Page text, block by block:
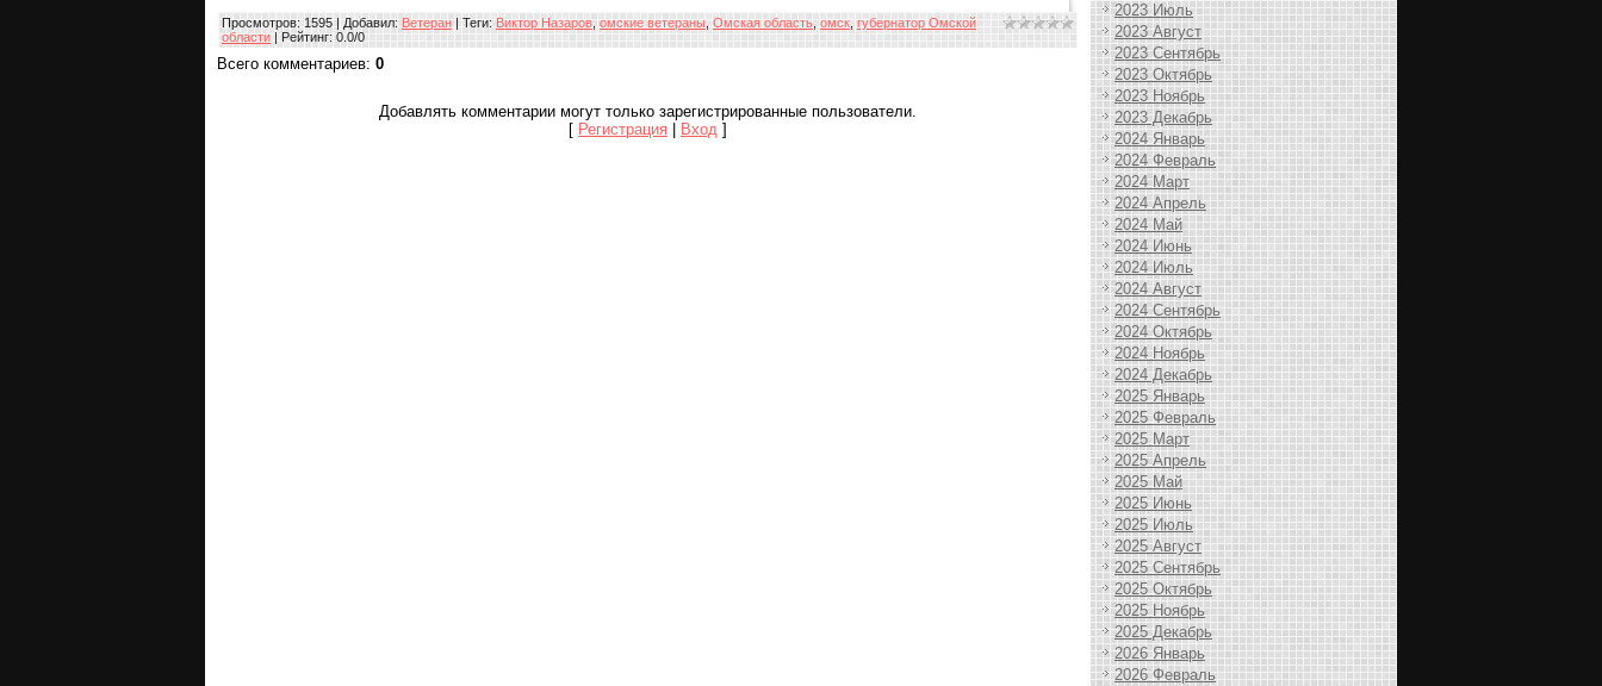
Просмотров: 1595 | Добавил: Ветеран | Теги: Виктор Назаров омские ветераны Омская область омск губернатор Омской
области | Рейтинг: 0.0/0
Всего комментариев: 0
Добавлять комментарии могут только зарегистрированные пользователи.
[ Регистрация Вход ]
2023 Июль
2023 Август
2023 Сентябрь
2023 Октябрь
2023 Ноябрь
2023 Декабрь
2024 Январь
2024 Февраль
2024 Март
2024 Апрель
2024 Май
2024 Июнь
2024 Июль
2024 Август
2024 Сентябрь
2024 Октябрь
2024 Ноябрь
2024 Декабрь
2025 Январь
2025 Февраль
2025 Март
2025 Апрель
2025 Май
2025 Июнь
2025 Июль
2025 Август
2025 Сентябрь
2025 Октябрь
2025 Ноябрь
2025 Декабрь
2026 Январь
2026 Февраль